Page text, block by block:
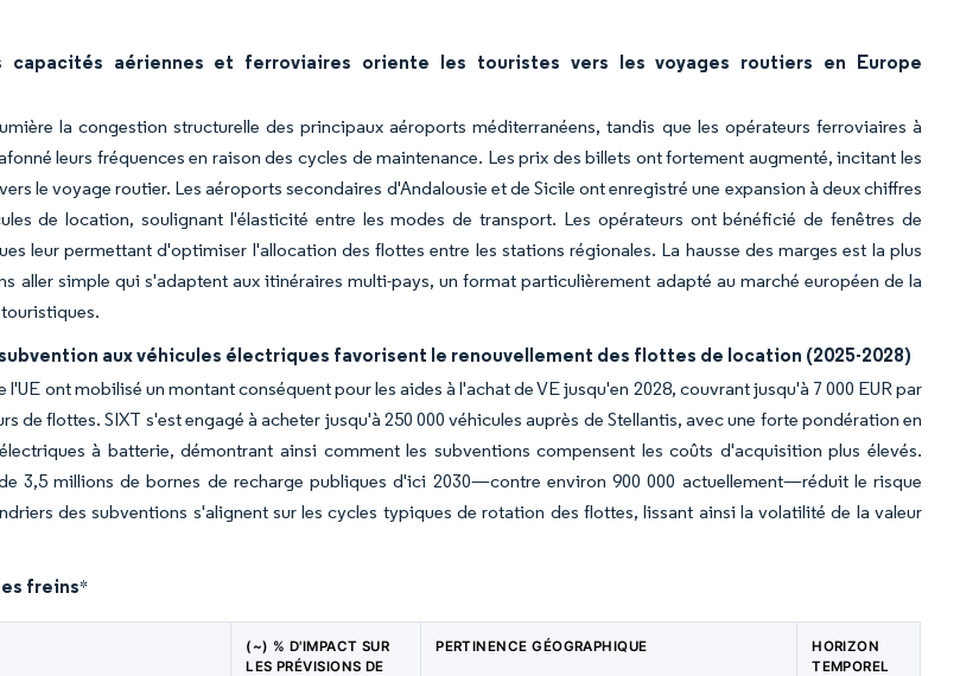
capacités aériennes et ferroviaires oriente les touristes vers les voyages routiers en Europe
la congestion structurelle des principaux aéroports méditerranéens, tandis que les opérateurs ferroviaires à
leurs fréquences en raison des cycles de maintenance. Les prix des billets ont fortement augmenté, incitant les
le voyage routier. Les aéroports secondaires d'Andalousie et de Sicile ont enregistré une expansion à deux chiffres
de location, soulignant l'élasticité entre les modes de transport. Les opérateurs ont bénéficié de fenêtres de
leur permettant d'optimiser l'allocation des flottes entre les stations régionales. La hausse des marges est la plus
aller simple qui s'adaptent aux itinéraires multi-pays, un format particulièrement adapté au marché européen de la
aux véhicules électriques favorisent le renouvellement des flottes de location (2025-2028)
l'UE ont mobilisé un montant conséquent pour les aides à l'achat de VE jusqu'en 2028, couvrant jusqu'à 7 000 EUR par
de flottes. SIXT s'est engagé à acheter jusqu'à 250 000 véhicules auprès de Stellantis, avec une forte pondération en
à batterie, démontrant ainsi comment les subventions compensent les coûts d'acquisition plus élevés.
3,5 millions de bornes de recharge publiques d'ici 2030—contre environ 900 000 actuellement—réduit le risque
des subventions s'alignent sur les cycles typiques de rotation des flottes, lissant ainsi la volatilité de la valeur
freins*
(~) % D'IMPACT SUR
LES PRÉVISIONS DE
PERTINENCE GÉOGRAPHIQUE
HORIZON
TEMPOREL